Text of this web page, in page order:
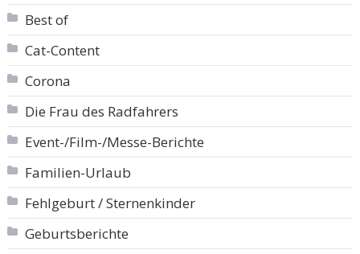
Best of
Cat-Content
Corona
Die Frau des Radfahrers
Event-/Film-/Messe-Berichte
Familien-Urlaub
Fehlgeburt / Sternenkinder
Geburtsberichte